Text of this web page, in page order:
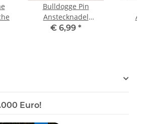
Bulldogge Pin
Anstecknadel
Anstecker Button
€ 6,99 *
Euro!